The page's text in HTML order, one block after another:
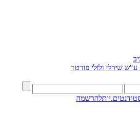
שירלי ולזלי פורטר
להרשמה